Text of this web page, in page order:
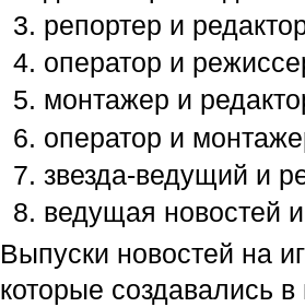
репортер и
оператор и
монтажер и
оператор и
звезда-ведущий и
ведущая новостей
Выпуски новостей на
которые создавались